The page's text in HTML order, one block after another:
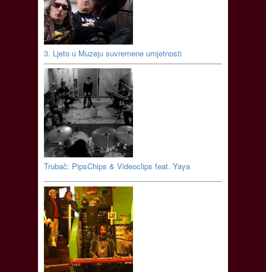
3. Ljeto u Muzeju suvremene umjetnosti
Trubač: PipsChips & Videoclips feat. Yaya